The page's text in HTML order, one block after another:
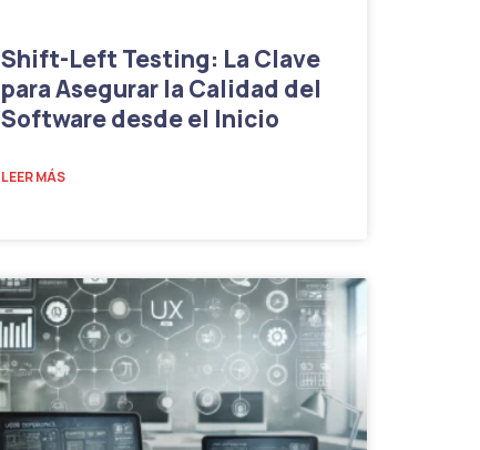
Shift-Left Testing: La Clave
para Asegurar la Calidad del
Software desde el Inicio
LEER MÁS